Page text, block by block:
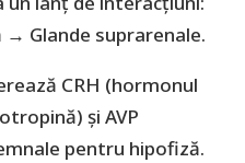
Glande suprarenale.
CRH (hormonul
și AVP
pentru hipofiză.